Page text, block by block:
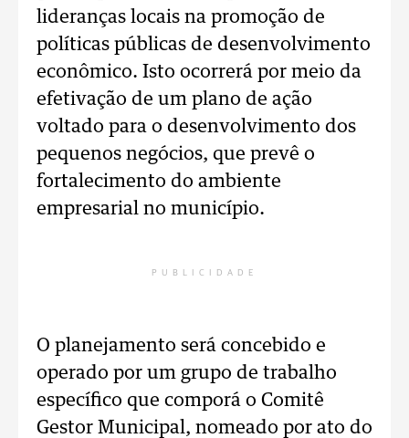
lideranças locais na promoção de
políticas públicas de desenvolvimento
econômico. Isto ocorrerá por meio da
efetivação de um plano de ação
voltado para o desenvolvimento dos
pequenos negócios, que prevê o
fortalecimento do ambiente
empresarial no município.
PUBLICIDADE
O planejamento será concebido e
operado por um grupo de trabalho
específico que comporá o Comitê
Gestor Municipal, nomeado por ato do